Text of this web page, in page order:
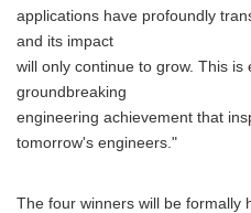
applications have profoundly
and its impact
will only continue to grow. This is
groundbreaking
engineering achievement that
tomorrow's engineers."
The four winners will be formally